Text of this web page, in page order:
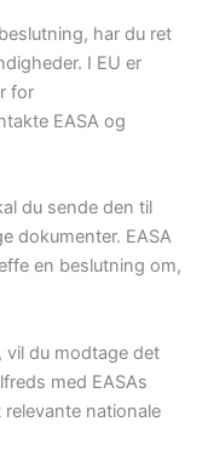
har du ret
I EU er
for
EASA og
du sende den til
dokumenter. EASA
en beslutning om,
vil du modtage det
med EASAs
nationale